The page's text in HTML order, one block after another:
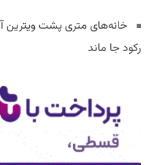
خانه‌های متری پشت ویترین
رکود جا ماند